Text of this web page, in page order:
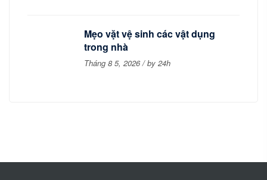
Mẹo vặt vệ sinh các vật dụng
trong nhà
Tháng 8 5, 2026 / by 24h